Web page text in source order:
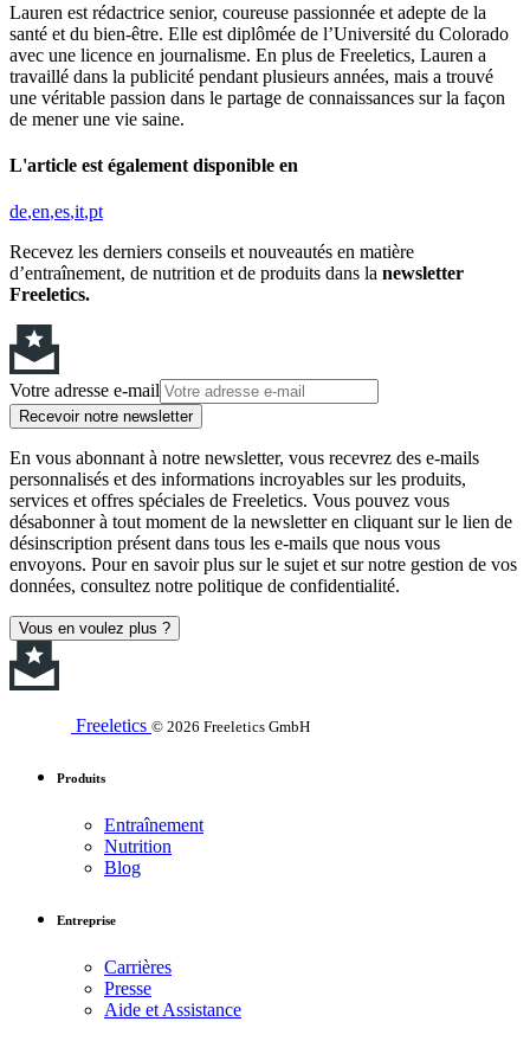
Lauren est rédactrice senior, coureuse passionnée et adepte de la
santé et du bien-être. Elle est diplômée de l’Université du Colorado
avec une licence en journalisme. En plus de Freeletics, Lauren a
travaillé dans la publicité pendant plusieurs années, mais a trouvé
une véritable passion dans le partage de connaissances sur la façon
de mener une vie saine.
L'article est également disponible en
de en es it pt
Recevez les derniers conseils et nouveautés en matière
d’entraînement, de nutrition et de produits dans la newsletter
Freeletics.
Votre adresse e-mail
Recevoir notre newsletter
En vous abonnant à notre newsletter, vous recevrez des e-mails
personnalisés et des informations incroyables sur les produits,
services et offres spéciales de Freeletics. Vous pouvez vous
désabonner à tout moment de la newsletter en cliquant sur le lien de
désinscription présent dans tous les e-mails que nous vous
envoyons. Pour en savoir plus sur le sujet et sur notre gestion de vos
données, consultez notre politique de confidentialité.
Vous en voulez plus ?
Freeletics © 2026 Freeletics GmbH
Produits
Entraînement
Nutrition
Blog
Entreprise
Carrières
Presse
Aide et Assistance